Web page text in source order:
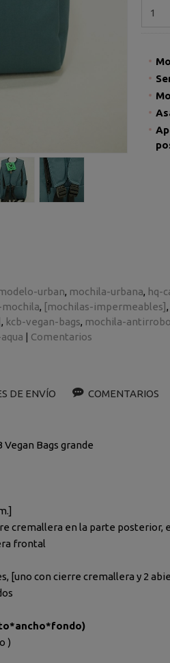
urban mochila-urbana hq-
mochila [mochilas-impermeables]
kcb-vegan-bags mochila-antirrobo
| Comentarios
DE ENVÍO COMENTARIOS
Vegan Bags grande
cremallera en la parte posterior,
frontal
[uno con cierre cremallera y 2
)